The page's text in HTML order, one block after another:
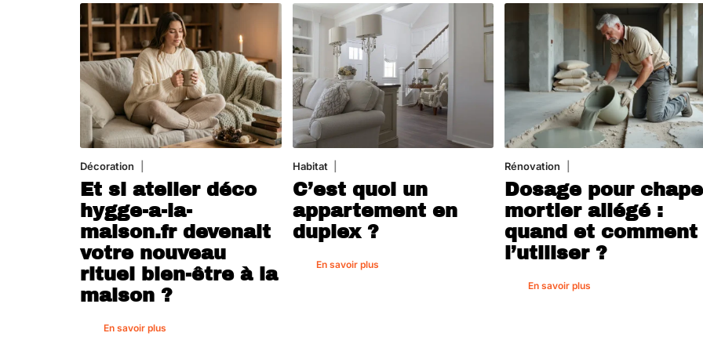
Décoration
Et si atelier déco
hygge-a-la-
maison.fr devenait
votre nouveau
rituel bien-être à la
maison ?
En savoir plus
Habitat
C’est quoi un
appartement en
duplex ?
En savoir plus
Rénovation
Dosage pour chape
mortier allégé :
quand et comment
l’utiliser ?
En savoir plus